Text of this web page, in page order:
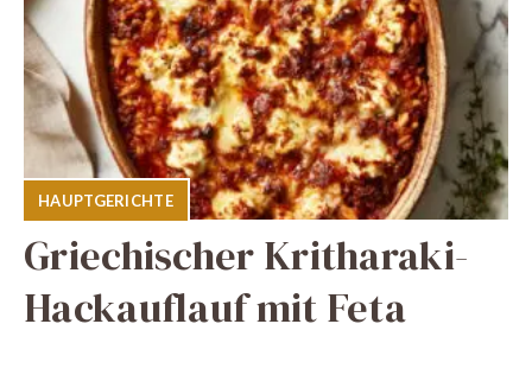
HAUPTGERICHTE
Griechischer Kritharaki-
Hackauflauf mit Feta